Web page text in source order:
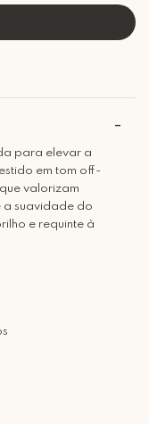
para elevar a
em tom off-
valorizam
a suavidade do
e requinte à